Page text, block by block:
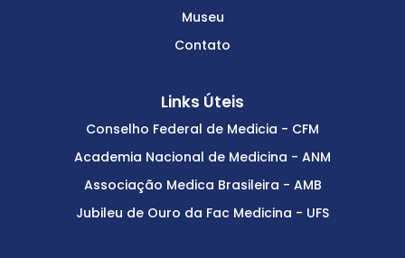
Museu
Contato
Links Úteis
Conselho Federal de Medicia - CFM
Academia Nacional de Medicina - ANM
Associação Medica Brasileira - AMB
Jubileu de Ouro da Fac Medicina - UFS